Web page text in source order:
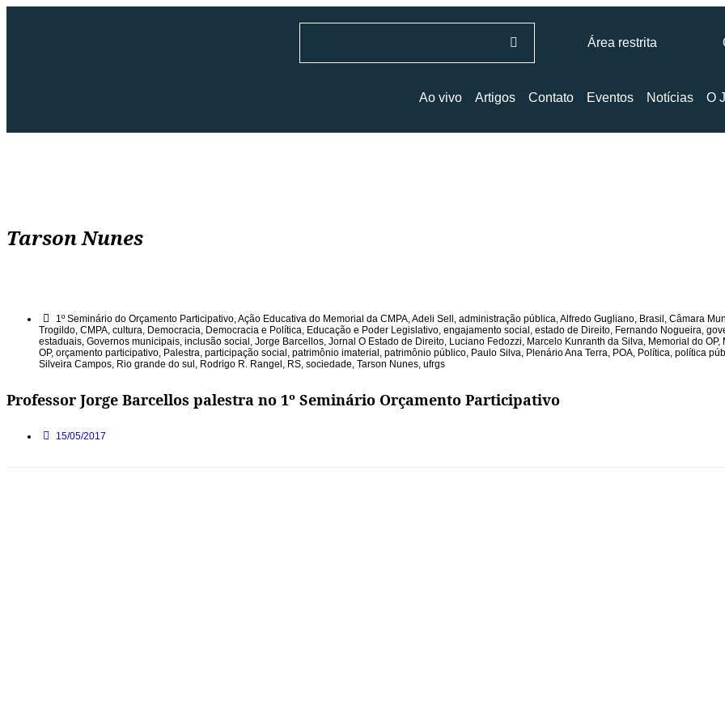
Área restrita
Ao vivo Artigos Contato Eventos Notícias O
Tarson Nunes
1º Seminário do Orçamento Participativo,Ação Educativa do Memorial da CMPA,Adeli Sell , administração pública,Alfredo Gugliano, Brasil , Câmara
Trogildo, CMPA, cultura, Democracia, Democracia e Política, Educação e Poder Legislativo, engajamento social , estado de Direito, Fernando Nogueira,
estaduais, Governos municipais, inclusão social , Jorge Barcellos, Jornal O Estado de Direito, Luciano Fedozzi, Marcelo Kunranth da Silva, Memorial do OP,
OP, orçamento participativo, Palestra, participação social , patrimônio imaterial , patrimônio público, Paulo Silva, Plenário Ana Terra, POA, Política, política
Silveira Campos, Rio grande do sul , Rodrigo R. Rangel , RS, sociedade, Tarson Nunes, ufrgs
Professor Jorge Barcellos palestra no 1º Seminário Orçamento Participativo
15/05/2017